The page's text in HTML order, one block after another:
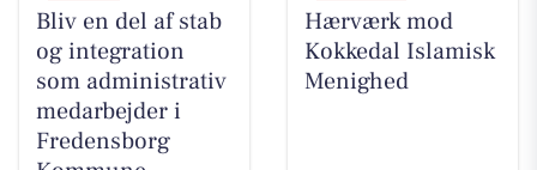
Bliv en del af stab
og integration
som administrativ
medarbejder i
Fredensborg
Hærværk mod
Kokkedal Islamisk
Menighed